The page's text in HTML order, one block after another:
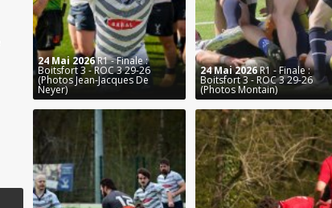
24 Mai 2026R1 - Finale :
Boitsfort 3 - ROC 3 29-26
(Photos Jean-Jacques De
Neyer)
24 Mai 2026R1 - Finale :
Boitsfort 3 - ROC 3 29-26
(Photos Montain)